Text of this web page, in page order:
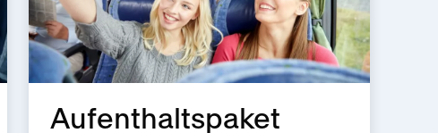
Aufenthaltspaket